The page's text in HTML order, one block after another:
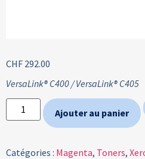
CHF 292.00
VersaLink® C400 /VersaLink® C405
Ajouter au panier
Catégories : Magenta, Toners,